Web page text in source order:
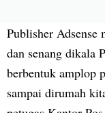
Publisher Adsense
dan senang dikala
berbentuk amplop
sampai dirumah